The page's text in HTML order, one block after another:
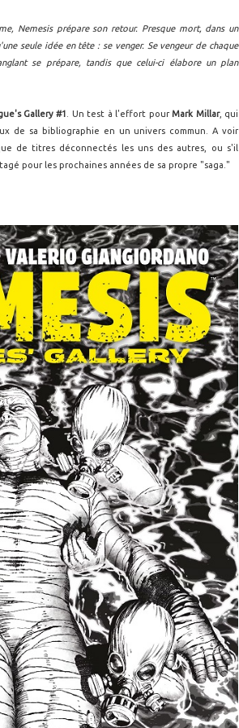
Nemesis prépare son retour. Presque mort, dans un
seule idée en tête : se venger. Se vengeur de chaque
se prépare, tandis que celui-ci élabore un plan
Gallery #1 . Un test à l'effort pourMark Millar, qui
de sa bibliographie en un univers commun. A voir
de titres déconnectés les uns des autres, ou s'il
pour les prochaines années de sa propre "saga."